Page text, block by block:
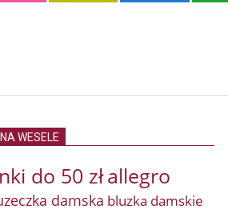
WESELE
do 50 złallegro
damska bluzka damskie